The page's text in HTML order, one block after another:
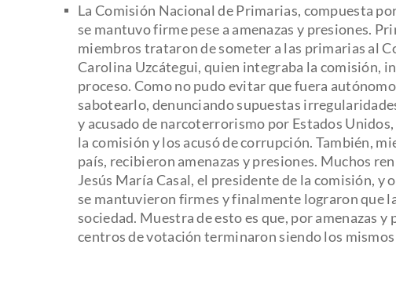
La Comisión Nacional de Primarias, compuesta
se mantuvo firme pese a amenazas y presiones.
miembros trataron de someter a las primarias al
Carolina Uzcátegui, quien integraba la comisión,
proceso. Como no pudo evitar que fuera
sabotearlo, denunciando supuestas
y acusado de narcoterrorismo por Estados
la comisión y los acusó de corrupción. También,
país, recibieron amenazas y presiones. Muchos
Jesús María Casal, el presidente de la comisión,
se mantuvieron firmes y finalmente lograron que
sociedad. Muestra de esto es que, por amenazas
centros de votación terminaron siendo los